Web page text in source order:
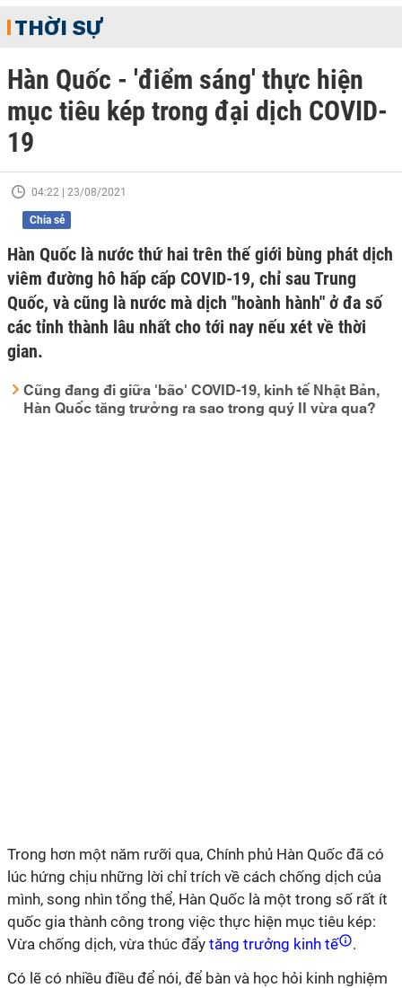
THỜI SỰ
Hàn Quốc - 'điểm sáng' thực hiện
mục tiêu kép trong đại dịch COVID-
19
04:22 | 23/08/2021
Chia sẻ
Hàn Quốc là nước thứ hai trên thế giới bùng phát dịch
viêm đường hô hấp cấp COVID-19, chỉ sau Trung
Quốc, và cũng là nước mà dịch "hoành hành" ở đa số
các tỉnh thành lâu nhất cho tới nay nếu xét về thời
gian.
Cũng đang đi giữa 'bão' COVID-19, kinh tế Nhật Bản,
Hàn Quốc tăng trưởng ra sao trong quý II vừa qua?
Trong hơn một năm rưỡi qua, Chính phủ Hàn Quốc đã có
lúc hứng chịu những lời chỉ trích về cách chống dịch của
mình, song nhìn tổng thể, Hàn Quốc là một trong số rất ít
quốc gia thành công trong việc thực hiện mục tiêu kép:
Vừa chống dịch, vừa thúc đẩy tăng trưởng kinh tế
.
Có lẽ có nhiều điều để nói, để bàn và học hỏi kinh nghiệm